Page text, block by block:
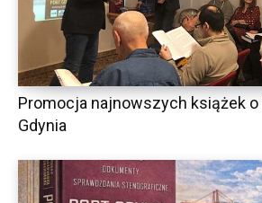
Promocja najnowszych książek
Gdynia